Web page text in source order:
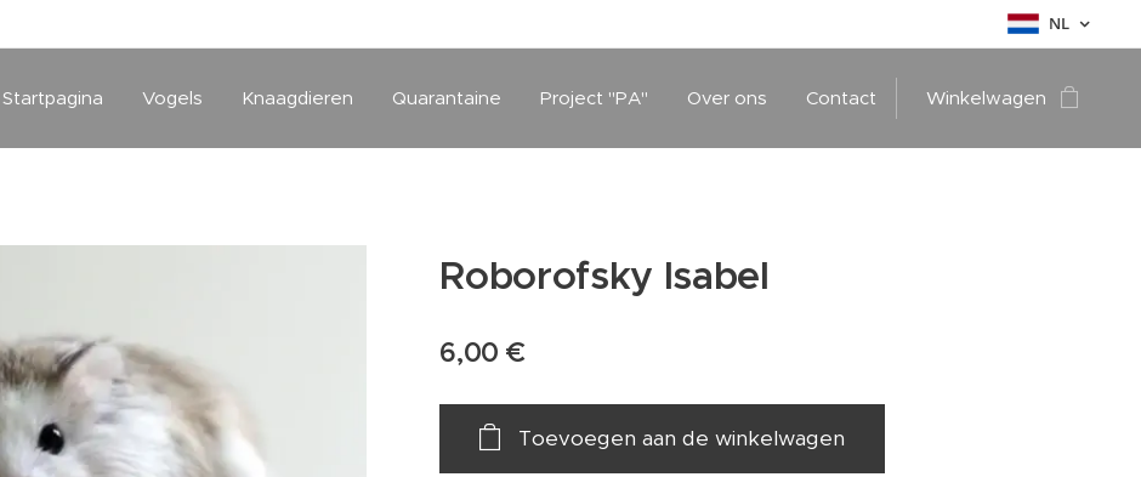
NL
Startpagina Vogels Knaagdieren Quarantaine Project "PA" Over ons Contact Winkelwagen
Roborofsky Isabel
6,00 €
Toevoegen aan de winkelwagen